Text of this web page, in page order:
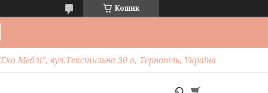
Кошик
Меблі", вул.Текстильна 30 а, Тернопіль, Україна